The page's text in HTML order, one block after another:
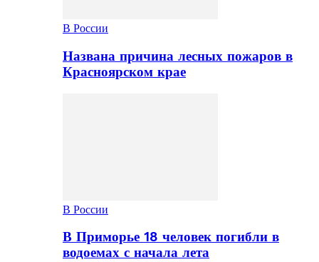
В России
Названа причина лесных пожаров в
Красноярском крае
В России
В Приморье 18 человек погибли в
водоемах с начала лета